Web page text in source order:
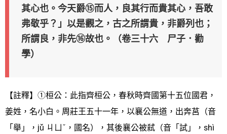
其心也。今天爵⑮而人，良其行而貴其心，吾敢
弗敬乎？」以是觀之，古之所謂貴，非爵列也；
所謂良，非先⑯故也。（卷三十六 尸子．勸
學）
【註釋】①桓公：此指齊桓公，春秋時齊國第十五位國君，
姜姓，名小白。周莊王五十一年，以襄公無道，出奔莒（音
「舉」，jǔ ㄐㄩˇ，國名），其後襄公被弒（音「試」，shì